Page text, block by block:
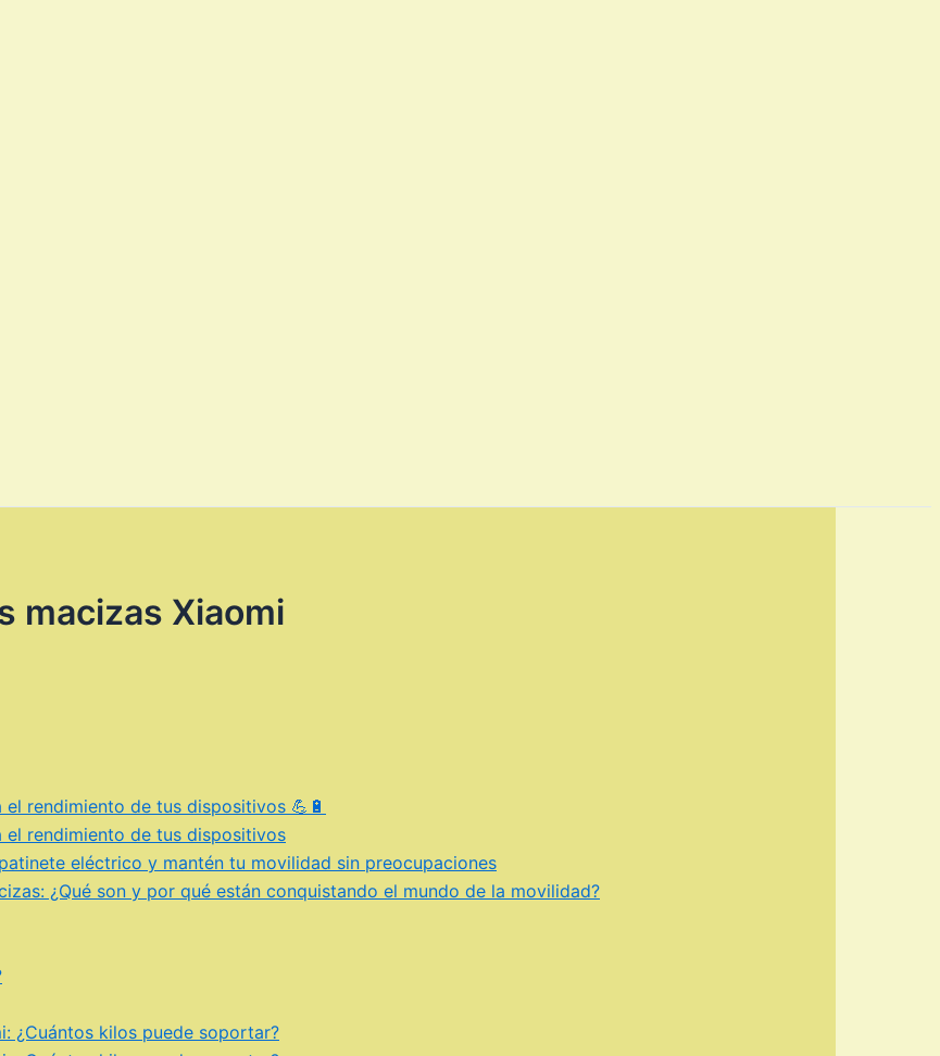
macizas Xiaomi
rendimiento de tus dispositivos 💪🔋
el rendimiento de tus dispositivos
eléctrico y mantén tu movilidad sin preocupaciones
¿Qué son y por qué están conquistando el mundo de la movilidad?
¿Cuántos kilos puede soportar?